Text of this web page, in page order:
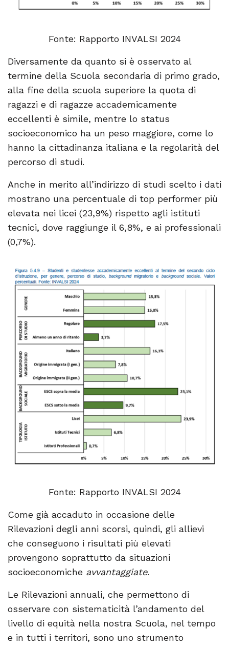
Fonte: Rapporto INVALSI 2024
Diversamente da quanto si è osservato al
termine della Scuola secondaria di primo grado,
alla fine della scuola superiore la quota di
ragazzi e di ragazze accademicamente
eccellenti è simile, mentre lo status
socioeconomico ha un peso maggiore, come lo
hanno la cittadinanza italiana e la regolarità del
percorso di studi.
Anche in merito all’indirizzo di studi scelto i dati
mostrano una percentuale di top performer più
elevata nei licei (23,9%) rispetto agli istituti
tecnici, dove raggiunge il 6,8%, e ai professionali
(0,7%).
Fonte: Rapporto INVALSI 2024
Come già accaduto in occasione delle
Rilevazioni degli anni scorsi, quindi, gli allievi
che conseguono i risultati più elevati
provengono soprattutto da situazioni
socioeconomiche avvantaggiate.
Le Rilevazioni annuali, che permettono di
osservare con sistematicità l’andamento del
livello di equità nella nostra Scuola, nel tempo
e in tutti i territori, sono uno strumento